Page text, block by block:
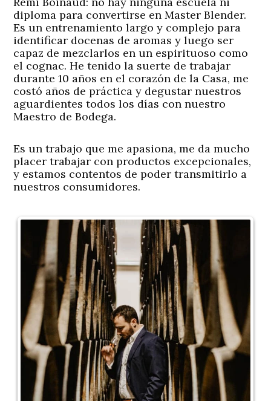
diploma para convertirse en Master Blender.
Es un entrenamiento largo y complejo para
identificar docenas de aromas y luego ser
capaz de mezclarlos en un espirituoso como
el cognac. He tenido la suerte de trabajar
durante 10 años en el corazón de la Casa, me
costó años de práctica y degustar nuestros
aguardientes todos los días con nuestro
Maestro de Bodega.
Es un trabajo que me apasiona, me da mucho
placer trabajar con productos excepcionales,
y estamos contentos de poder transmitirlo a
nuestros consumidores.